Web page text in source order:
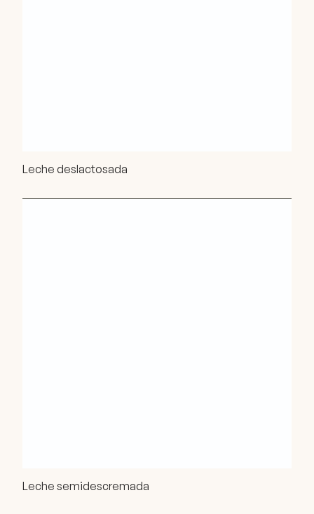
Leche deslactosada
Leche semidescremada